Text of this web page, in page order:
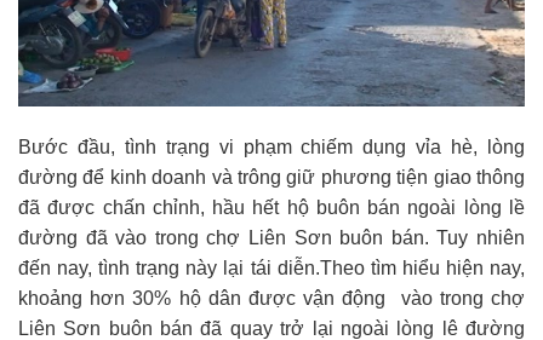
Bước đầu, tình trạng vi phạm chiếm dụng vỉa hè, lòng
đường để kinh doanh và trông giữ phương tiện giao thông
đã được chấn chỉnh, hầu hết hộ buôn bán ngoài lòng lề
đường đã vào trong chợ Liên Sơn buôn bán. Tuy nhiên
đến nay, tình trạng này lại tái diễn.Theo tìm hiểu hiện nay,
khoảng hơn 30% hộ dân được vận động vào trong chợ
Liên Sơn buôn bán đã quay trở lại ngoài lòng lê đường